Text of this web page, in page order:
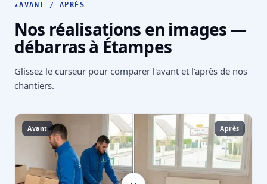
★AVANT / APRÈS
Nos réalisations en images —
débarras à Étampes
Glissez le curseur pour comparer l'avant et l'après de nos
chantiers.
Avant Après